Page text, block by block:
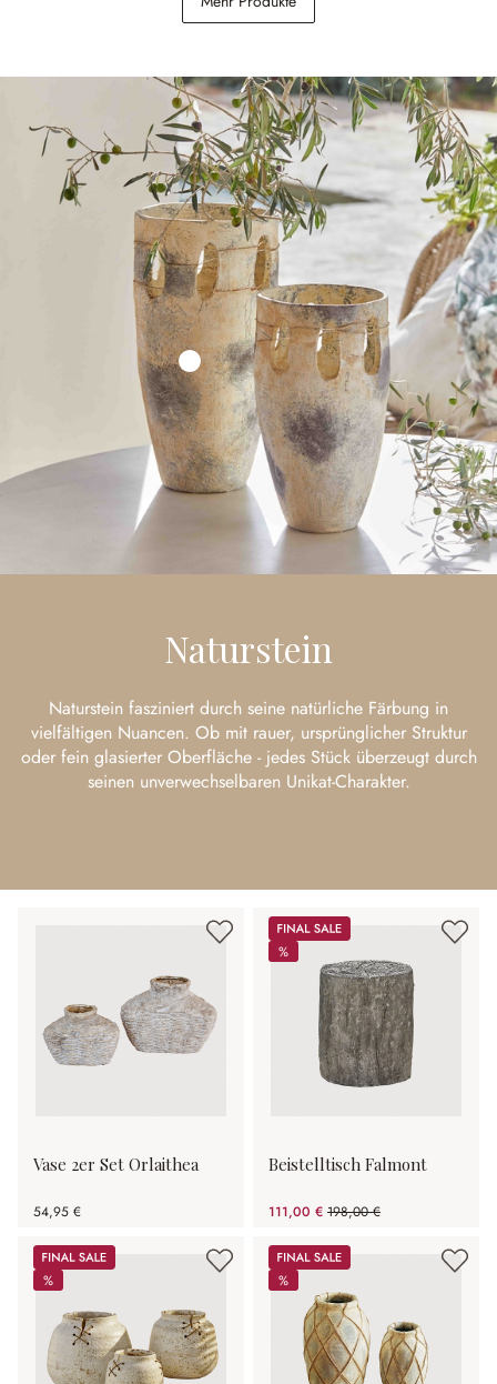
Naturstein
Naturstein fasziniert durch seine natürliche Färbung in
vielfältigen Nuancen. Ob mit rauer, ursprünglicher Struktur
oder fein glasierter Oberfläche - jedes Stück überzeugt durch
seinen unverwechselbaren Unikat-Charakter.
Vase 2er Set Orlaithea
54,95 €
Sale
%
%
Beistelltisch Falmont
111,00 € 198,00 €
(43.94% gespart)
Sale
%
%
Sale
%
%